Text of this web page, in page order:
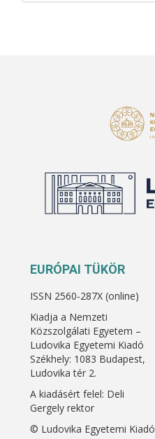
EURÓPAI TÜKÖR
ISSN 2560-287X (online)
Kiadja a Nemzeti
Közszolgálati Egyetem –
Ludovika Egyetemi Kiadó
Székhely: 1083 Budapest,
Ludovika tér 2.
A kiadásért felel: Deli
Gergely rektor
© Ludovika Egyetemi Kiadó